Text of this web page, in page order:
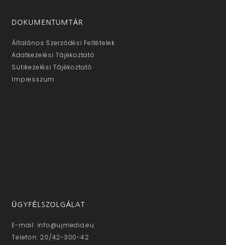
DOKUMENTUMTÁR
Általános Szerződési Feltételek
Adatkezelési Tájékoztató
Sütikezelési Tájékoztató
Impresszum
ÜGYFÉLSZOLGÁLAT
E-mail: info@ujmedia.eu
Telefon: 20/42-300-42